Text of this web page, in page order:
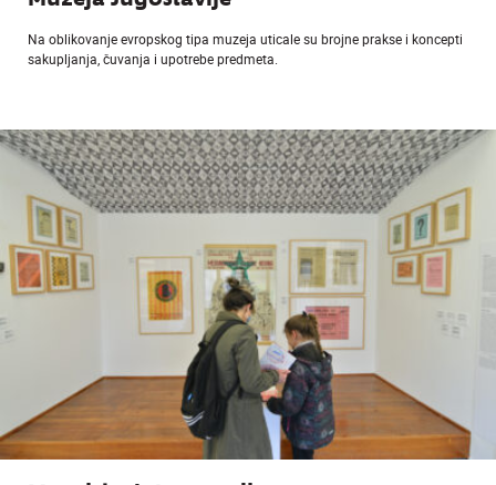
Na oblikovanje evropskog tipa muzeja uticale su brojne prakse i koncepti
sakupljanja, čuvanja i upotrebe predmeta.